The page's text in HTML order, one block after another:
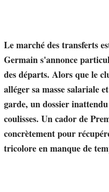
Le marché des transferts
Germain s'annonce
des départs. Alors que le
alléger sa masse salariale
garde, un dossier
coulisses. Un cador de
concrètement pour
tricolore en manque de